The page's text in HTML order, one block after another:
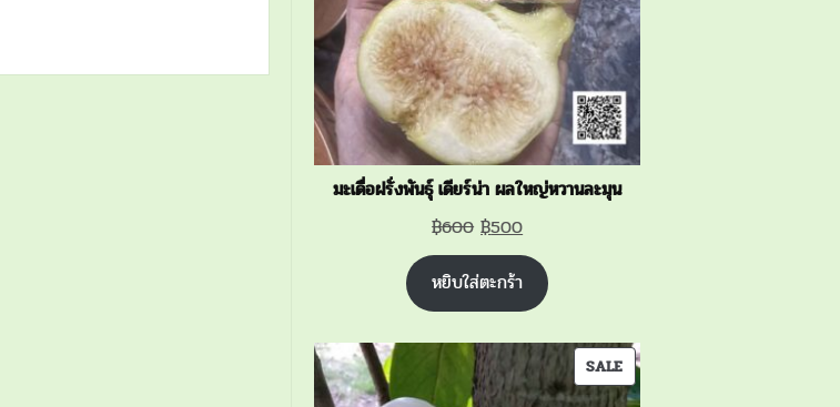
มะเดื่อฝรั่งพันธุ์ เดียร์น่า ผลใหญ่หวานละมุน
฿600 Original
price
was:
฿600.
฿500Current
price
is:
฿500.
หยิบใส่ตะกร้า
SALEPRODUCT
ON